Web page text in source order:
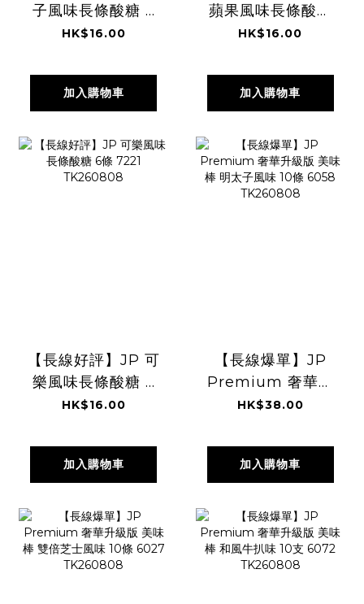
子風味長條酸糖 6
條 7214
HK$16.00
加入購物車
蘋果風味長條酸糖
6條 7238
HK$16.00
加入購物車
【長線好評】JP 可
樂風味長條酸糖 6
條 7221
HK$16.00
加入購物車
【長線爆單】JP
Premium 奢華升
級版 美味棒 明太子
TK260808
HK$38.00
加入購物車